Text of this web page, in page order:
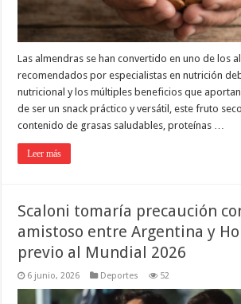
Las almendras se han convertido en uno de los
recomendados por especialistas en nutrición
nutricional y los múltiples beneficios que
de ser un snack práctico y versátil, este fruto
contenido de grasas saludables, proteínas …
Leer más
Scaloni tomaría precaución
amistoso entre Argentina y
previo al Mundial 2026
6 junio, 2026 Deportes 52